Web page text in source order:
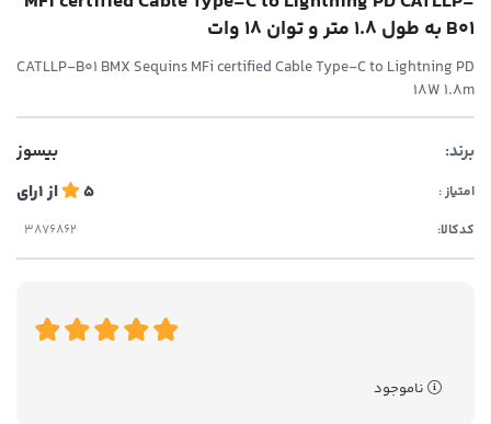
B01 به طول 1.8 متر و توان 18 وات
CATLLP-B01 BMX Sequins MFi certified Cable Type-C to Lightning PD
18W 1.8m
برند: بیسوز
امتیاز : 5 از1رای
کدکالا:
ناموجود